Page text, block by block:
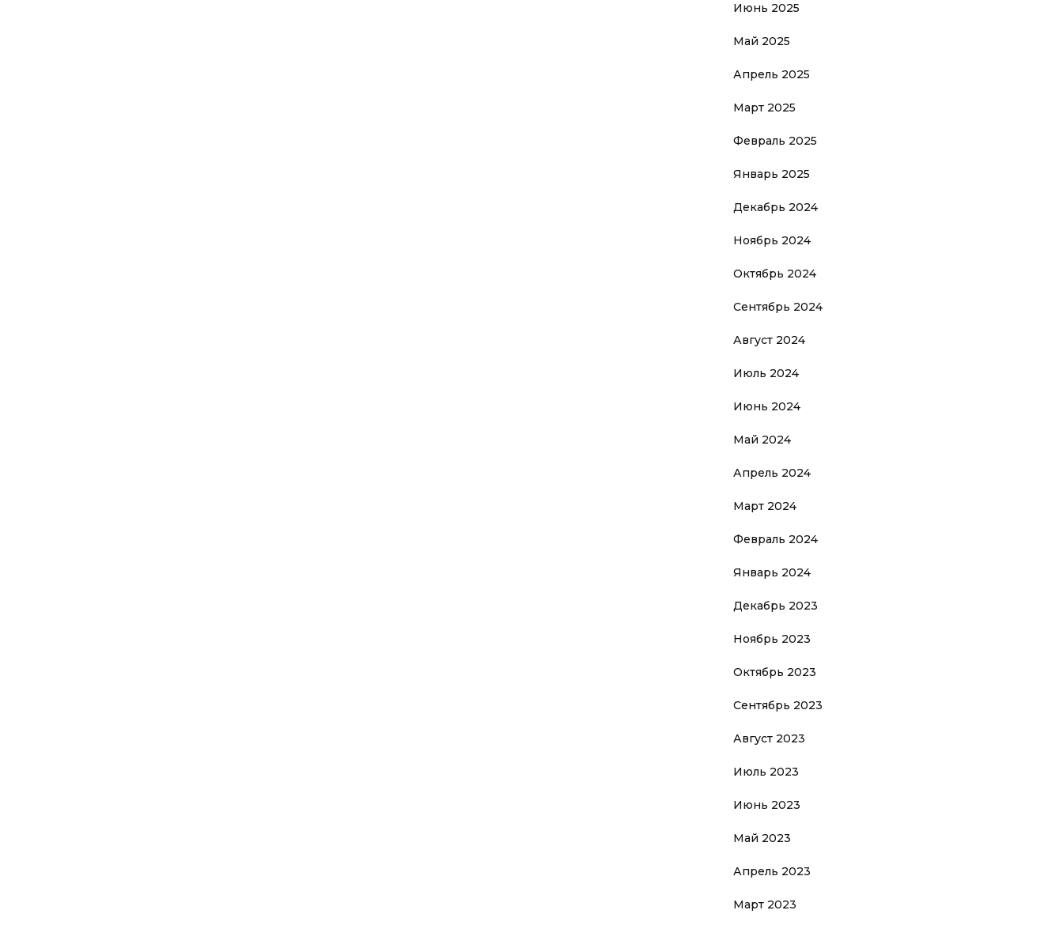
Июнь 2025
Май 2025
Апрель 2025
Март 2025
Февраль 2025
Январь 2025
Декабрь 2024
Ноябрь 2024
Октябрь 2024
Сентябрь 2024
Август 2024
Июль 2024
Июнь 2024
Май 2024
Апрель 2024
Март 2024
Февраль 2024
Январь 2024
Декабрь 2023
Ноябрь 2023
Октябрь 2023
Сентябрь 2023
Август 2023
Июль 2023
Июнь 2023
Май 2023
Апрель 2023
Март 2023